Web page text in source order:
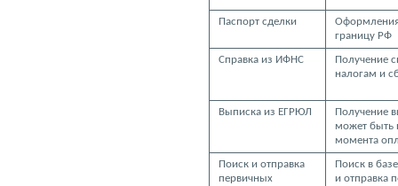
Паспорт сделки
Оформления
границу РФ
Справка из ИФНС
Получение
налогам и
Выписка из ЕГРЮЛ
Получение
может быть
момента
Поиск и отправка
первичных
Поиск в
и отправка